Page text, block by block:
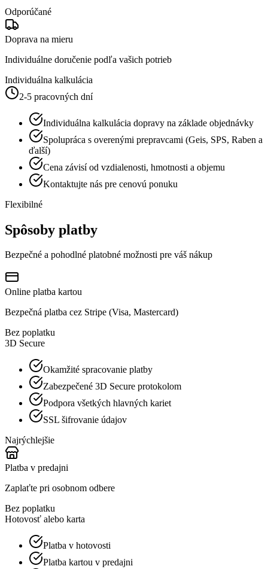
Odporúčané
Doprava na mieru
Individuálne doručenie podľa vašich potrieb
Individuálna kalkulácia
2-5 pracovných dní
Individuálna kalkulácia dopravy na základe objednávky
Spolupráca s overenými prepravcami (Geis, SPS, Raben a
ďalší)
Cena závisí od vzdialenosti, hmotnosti a objemu
Kontaktujte nás pre cenovú ponuku
Flexibilné
Spôsoby platby
Bezpečné a pohodlné platobné možnosti pre váš nákup
Online platba kartou
Bezpečná platba cez Stripe (Visa, Mastercard)
Bez poplatku
3D Secure
Okamžité spracovanie platby
Zabezpečené 3D Secure protokolom
Podpora všetkých hlavných kariet
SSL šifrovanie údajov
Najrýchlejšie
Platba v predajni
Zaplaťte pri osobnom odbere
Bez poplatku
Hotovosť alebo karta
Platba v hotovosti
Platba kartou v predajni